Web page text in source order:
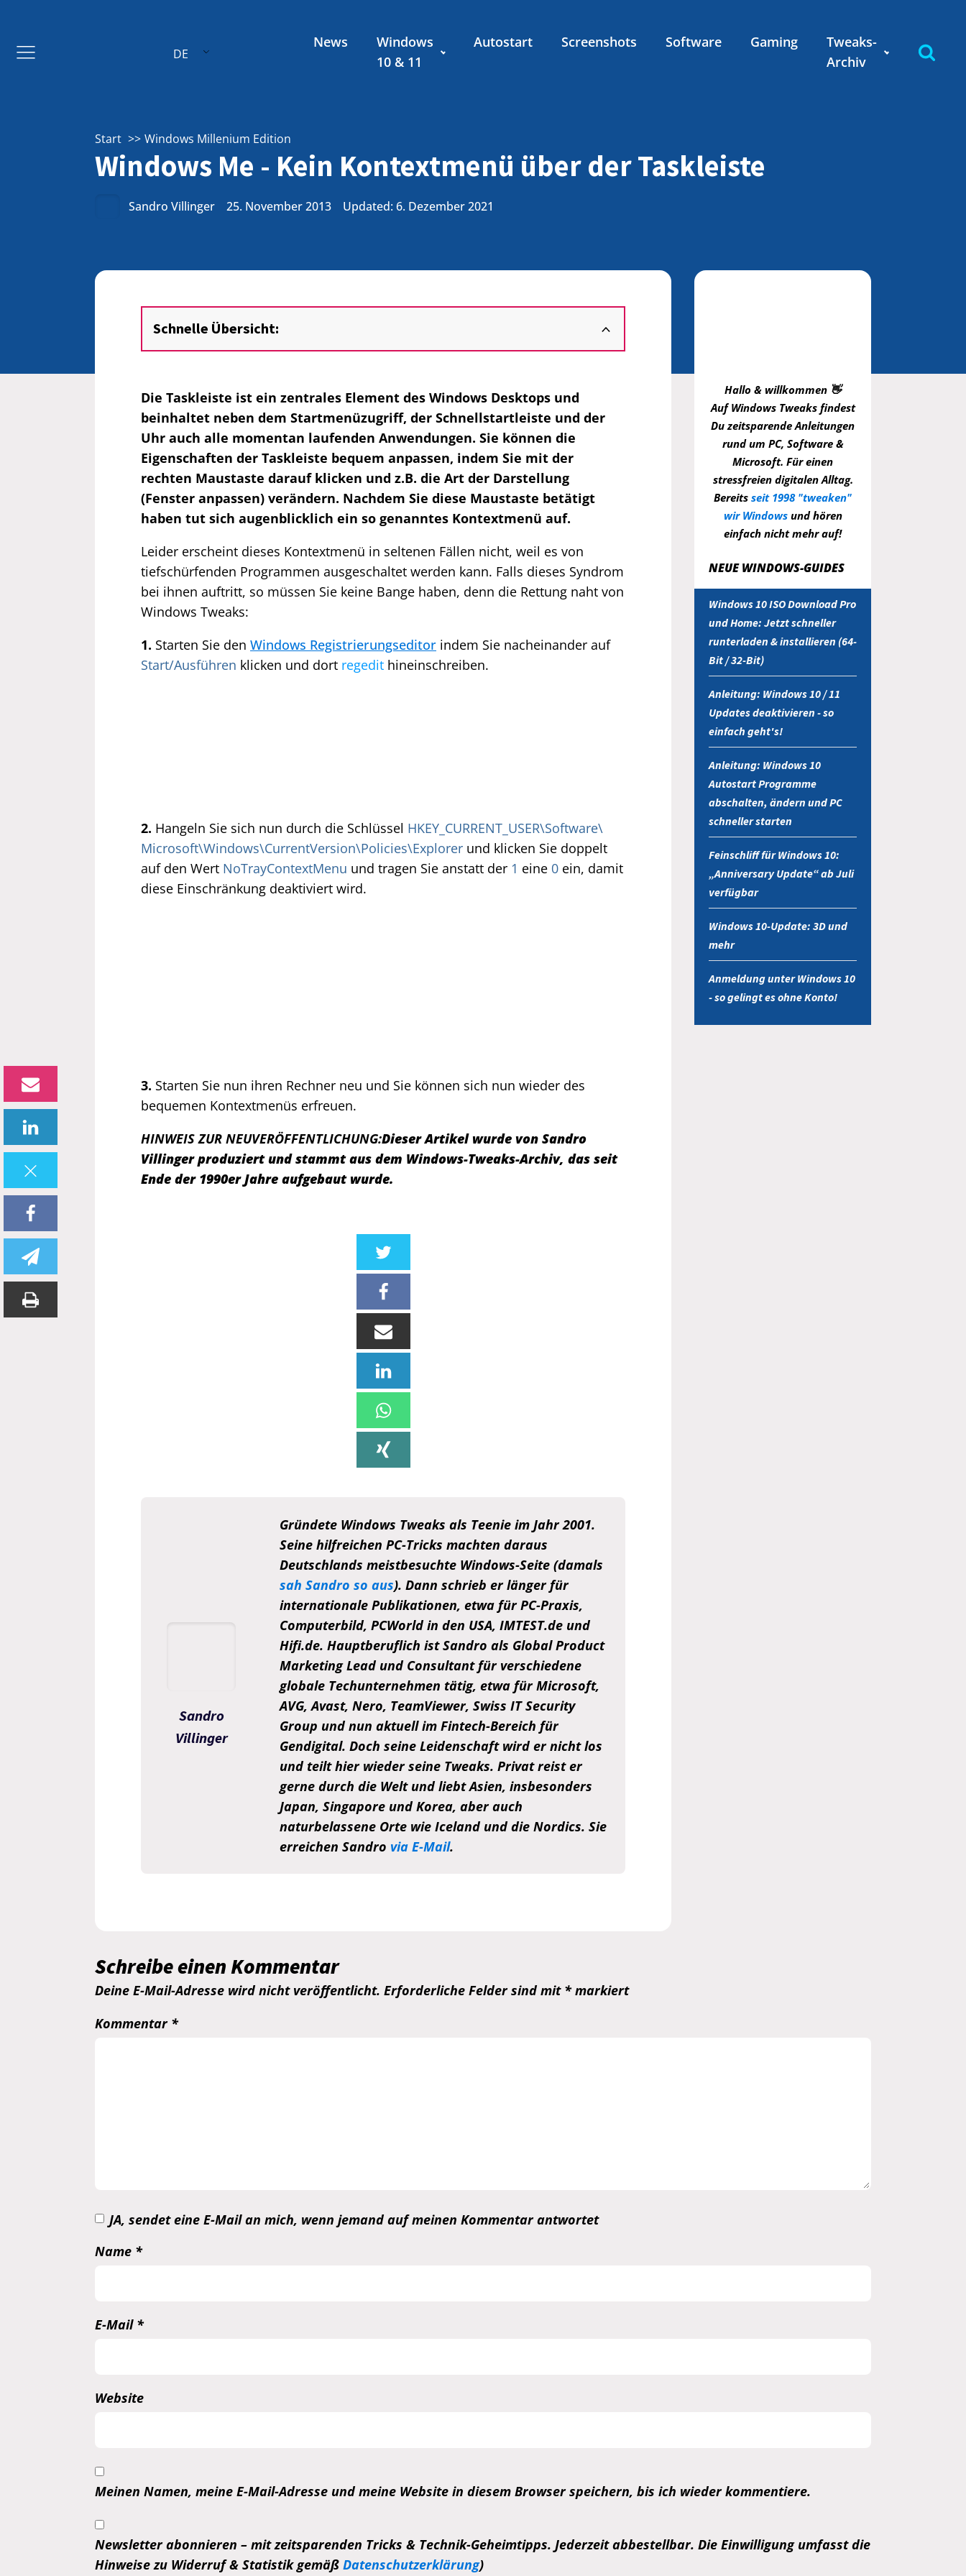
DE
News
Windows
10 & 11
Autostart Screenshots Software Gaming
Tweaks-
Archiv
Start Windows Millenium Edition
Windows Me - Kein Kontextmenü über der Taskleiste
Sandro Villinger 25. November 2013 Updated: 6. Dezember 2021
Schnelle Übersicht:
Die Taskleiste ist ein zentrales Element des Windows Desktops und
beinhaltet neben dem Startmenüzugriff, der Schnellstartleiste und der
Uhr auch alle momentan laufenden Anwendungen. Sie können die
Eigenschaften der Taskleiste bequem anpassen, indem Sie mit der
rechten Maustaste darauf klicken und z.B. die Art der Darstellung
(Fenster anpassen) verändern. Nachdem Sie diese Maustaste betätigt
haben tut sich augenblicklich ein so genanntes Kontextmenü auf.
Leider erscheint dieses Kontextmenü in seltenen Fällen nicht, weil es von
tiefschürfenden Programmen ausgeschaltet werden kann. Falls dieses Syndrom
bei ihnen auftritt, so müssen Sie keine Bange haben, denn die Rettung naht von
Windows Tweaks:
1. Starten Sie den Windows Registrierungseditor indem Sie nacheinander auf
Start/Ausführen klicken und dort regedit hineinschreiben.
2. Hangeln Sie sich nun durch die Schlüssel HKEY_CURRENT_USER\Software\
Microsoft\Windows\CurrentVersion\Policies\Explorer und klicken Sie doppelt
auf den Wert NoTrayContextMenu und tragen Sie anstatt der 1 eine 0 ein, damit
diese Einschränkung deaktiviert wird.
3. Starten Sie nun ihren Rechner neu und Sie können sich nun wieder des
bequemen Kontextmenüs erfreuen.
HINWEIS ZUR NEUVERÖFFENTLICHUNG:Dieser Artikel wurde von Sandro
Villinger produziert und stammt aus dem Windows-Tweaks-Archiv, das seit
Ende der 1990er Jahre aufgebaut wurde.
Sandro
Villinger
Gründete Windows Tweaks als Teenie im Jahr 2001.
Seine hilfreichen PC-Tricks machten daraus
Deutschlands meistbesuchte Windows-Seite (damals
sah Sandro so aus). Dann schrieb er länger für
internationale Publikationen, etwa für PC-Praxis,
Computerbild, PCWorld in den USA, IMTEST.de und
Hifi.de. Hauptberuflich ist Sandro als Global Product
Marketing Lead und Consultant für verschiedene
globale Techunternehmen tätig, etwa für Microsoft,
AVG, Avast, Nero, TeamViewer, Swiss IT Security
Group und nun aktuell im Fintech-Bereich für
Gendigital. Doch seine Leidenschaft wird er nicht los
und teilt hier wieder seine Tweaks. Privat reist er
gerne durch die Welt und liebt Asien, insbesonders
Japan, Singapore und Korea, aber auch
naturbelassene Orte wie Iceland und die Nordics. Sie
erreichen Sandro via E-Mail.
Hallo & willkommen 👋
Auf Windows Tweaks findest
Du zeitsparende Anleitungen
rund um PC, Software &
Microsoft. Für einen
stressfreien digitalen Alltag.
Bereits seit 1998 "tweaken"
wir Windowsund hören
einfach nicht mehr auf!
NEUE WINDOWS-GUIDES
Windows 10 ISO Download Pro
und Home: Jetzt schneller
runterladen & installieren (64-
Bit / 32-Bit)
Anleitung: Windows 10 / 11
Updates deaktivieren - so
einfach geht's!
Anleitung: Windows 10
Autostart Programme
abschalten, ändern und PC
schneller starten
Feinschliff für Windows 10:
„Anniversary Update“ ab Juli
verfügbar
Windows 10-Update: 3D und
mehr
Anmeldung unter Windows 10
- so gelingt es ohne Konto!
Schreibe einen Kommentar
Deine E-Mail-Adresse wird nicht veröffentlicht. Erforderliche Felder sind mit *markiert
Kommentar *
JA, sendet eine E-Mail an mich, wenn jemand auf meinen Kommentar antwortet
Name *
E-Mail *
Website
Meinen Namen, meine E-Mail-Adresse und meine Website in diesem Browser speichern, bis ich wieder kommentiere.
Newsletter abonnieren – mit zeitsparenden Tricks & Technik-Geheimtipps. Jederzeit abbestellbar. Die Einwilligung umfasst die
Hinweise zu Widerruf & Statistik gemäß Datenschutzerklärung)